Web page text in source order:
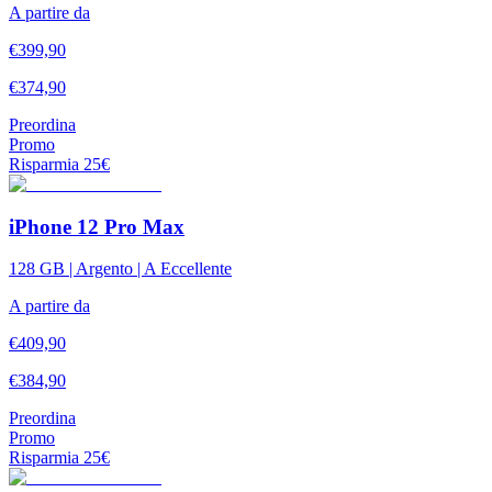
A partire da
€399,90
€374,90
Preordina
Promo
Risparmia 25€
iPhone 12 Pro Max
128 GB | Argento | A Eccellente
A partire da
€409,90
€384,90
Preordina
Promo
Risparmia 25€